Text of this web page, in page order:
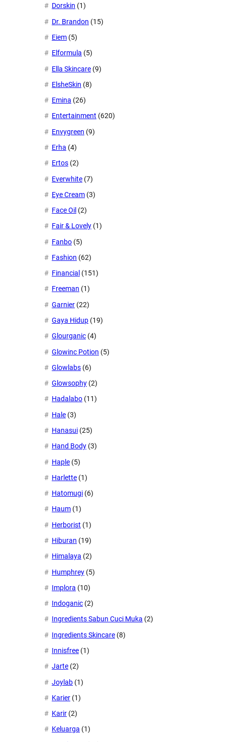
Dorskin (1)
Dr. Brandon (15)
Eiem (5)
Elformula (5)
Ella Skincare (9)
ElsheSkin (8)
Emina (26)
Entertainment (620)
Envygreen (9)
Erha (4)
Ertos (2)
Everwhite (7)
Eye Cream (3)
Face Oil (2)
Fair & Lovely (1)
Fanbo (5)
Fashion (62)
Financial (151)
Freeman (1)
Garnier (22)
Gaya Hidup (19)
Glourganic (4)
Glowinc Potion (5)
Glowlabs (6)
Glowsophy (2)
Hadalabo (11)
Hale (3)
Hanasui (25)
Hand Body (3)
Haple (5)
Harlette (1)
Hatomugi (6)
Haum (1)
Herborist (1)
Hiburan (19)
Himalaya (2)
Humphrey (5)
Implora (10)
Indoganic (2)
Ingredients Sabun Cuci Muka (2)
Ingredients Skincare (8)
Innisfree (1)
Jarte (2)
Joylab (1)
Karier (1)
Karir (2)
Keluarga (1)